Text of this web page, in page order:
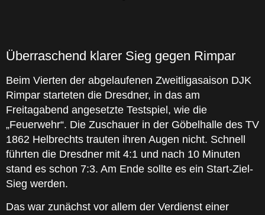
Überraschend klarer Sieg gegen Rimpar
Beim Vierten der abgelaufenen Zweitligasaison DJK
Rimpar starteten die Dresdner, in das am
Freitagabend angesetzte Testspiel, wie die
„Feuerwehr“. Die Zuschauer in der Göbelhalle des TV
1862 Helbrechts trauten ihren Augen nicht. Schnell
führten die Dresdner mit 4:1 und nach 10 Minuten
stand es schon 7:3. Am Ende sollte es ein Start-Ziel-
Sieg werden.
Das war zunächst vor allem der Verdienst einer